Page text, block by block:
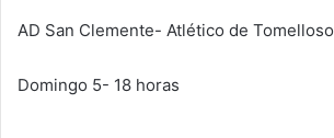
AD San Clemente- Atlético de Tomelloso
Domingo 5- 18 horas